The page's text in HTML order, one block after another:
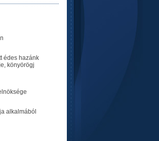
édes hazánk
könyörögj
alkalmából